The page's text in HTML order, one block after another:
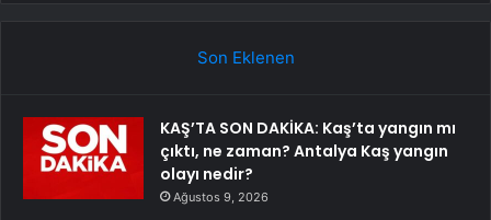
Son Eklenen
KAŞ’TA SON DAKİKA: Kaş’ta yangın mı
çıktı, ne zaman? Antalya Kaş yangın
olayı nedir?
Ağustos 9, 2026